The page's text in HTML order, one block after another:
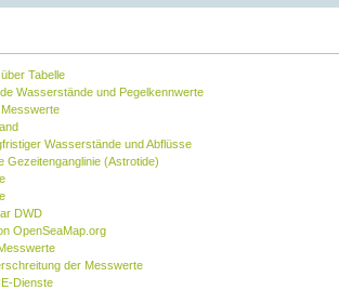
Tabelle
Wasserstände und Pegelkennwerte
Wasserstände und Abflüsse
Gezeitenganglinie (Astrotide)
DWD
OpenSeaMap.org
der Messwerte
Dienste